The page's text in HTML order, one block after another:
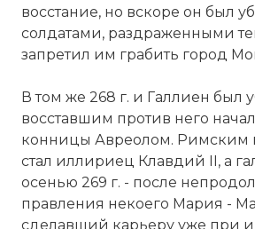
восстание, но вскоре он был
солдатами, раздраженными
запретил им грабить город
В том же 268 г. и Галлиен был
восставшим против него
конницы Авреолом. Римским
стал иллириец Клавдий II, а
осенью 269 г. - после
правления некоего Мария -
сделавший карьеру уже при
Галльская империя —
образование, возникшее
римской Галлии во время
Вернуться в статью: